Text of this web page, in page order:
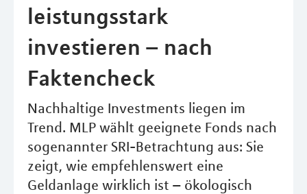
leistungsstark
investieren – nach
Faktencheck
Nachhaltige Investments liegen im
Trend. MLP wählt geeignete Fonds nach
sogenannter SRI-Betrachtung aus: Sie
zeigt, wie empfehlenswert eine
Geldanlage wirklich ist – ökologisch